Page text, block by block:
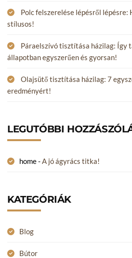
Polc felszerelése lépésről lépésre:
stílusos!
Páraelszívó tisztítása házilag: Így
állapotban egyszerűen és gyorsan!
Olajsütő tisztítása házilag: 7
eredményért!
LEGUTÓBBI
home-A jó ágyrács titka!
KATEGÓRIÁK
Blog
Bútor